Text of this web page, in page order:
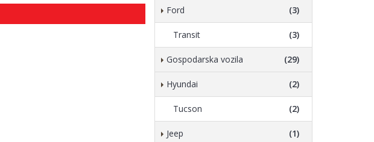
Ford (3)
Transit (3)
Gospodarska vozila (29)
Hyundai (2)
Tucson (2)
Jeep (1)